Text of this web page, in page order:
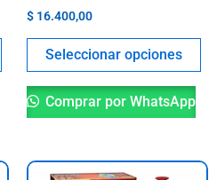
producto
$ 16.400,00
Seleccionar opciones
Comprar por WhatsApp